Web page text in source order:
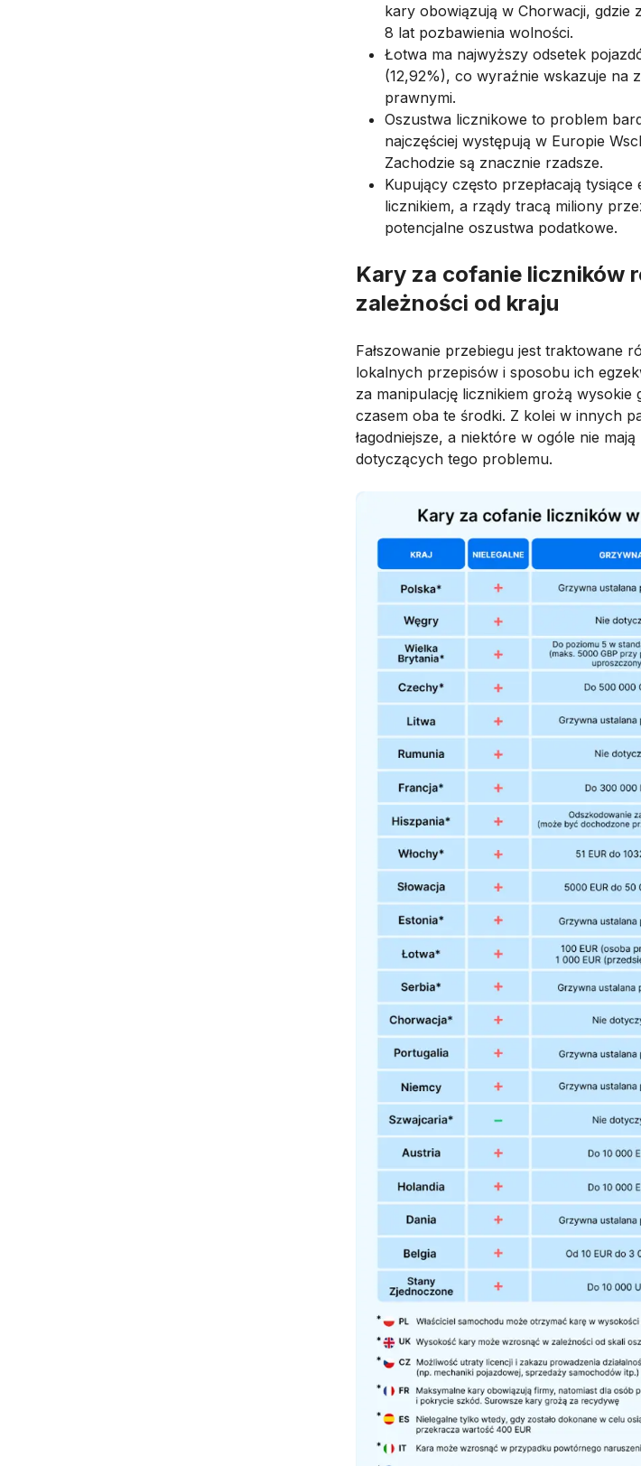
kary obowiązują w Chorwacji, gdzie
8 lat pozbawienia wolności.
Łotwa ma najwyższy odsetek
(12,92%), co wyraźnie wskazuje na
prawnymi.
Oszustwa licznikowe to problem
najczęściej występują w Europie
Zachodzie są znacznie rzadsze.
Kupujący często przepłacają
licznikiem, a rządy tracą miliony
potencjalne oszustwa podatkowe.
Kary za cofanie liczników
zależności od kraju
Fałszowanie przebiegu jest traktowane
lokalnych przepisów i sposobu ich
za manipulację licznikiem grożą wysokie
czasem oba te środki. Z kolei w innych
łagodniejsze, a niektóre w ogóle nie
dotyczących tego problemu.